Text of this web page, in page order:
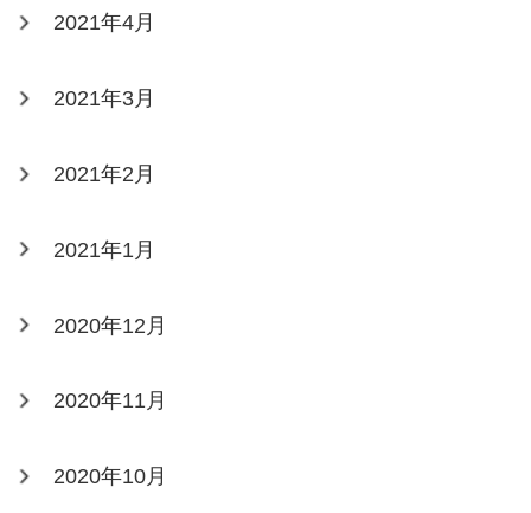
2021年4月
2021年3月
2021年2月
2021年1月
2020年12月
2020年11月
2020年10月